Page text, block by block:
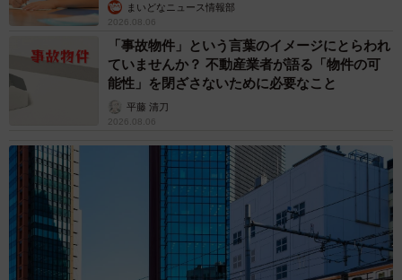
まいどなニュース情報部
2026.08.06
「事故物件」という言葉のイメージにとらわれ
ていませんか？ 不動産業者が語る「物件の可
能性」を閉ざさないために必要なこと
平藤 清刀
2026.08.06